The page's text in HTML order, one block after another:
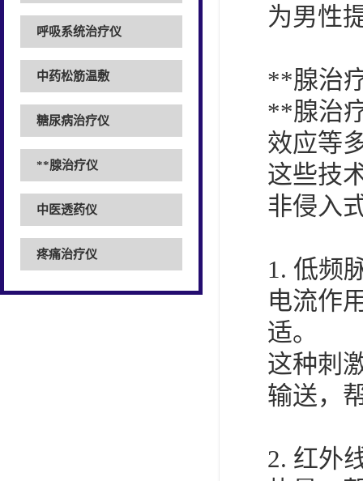
呼吸系统治疗仪
中药松筋温敷
糖尿病治疗仪
**腺治疗仪
中医透药仪
疼痛治疗仪
为男性
**腺治
**腺治
效应等
这些技
非侵入
1. 低频
电流作
适。
这种刺
输送，
2. 红外